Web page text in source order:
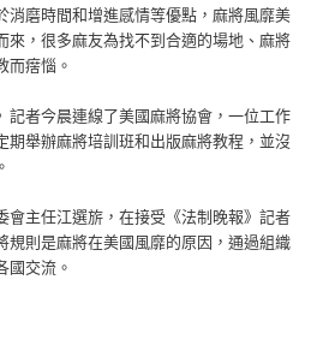
磨時間和增進感情等優點，麻將風靡美
來，很多麻友為找不到合適的場地、麻將
而瘔惱。
者今晨連線了美國麻將協會，一位工作
期舉辦麻將培訓班和出版麻將教程，並沒
主任江選旂，在接受《法制晚報》記者
規則是麻將在美國風靡的原因，通過組織
國交流。